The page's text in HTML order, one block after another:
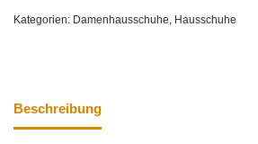
Kategorien: Damenhausschuhe Hausschuhe
Beschreibung